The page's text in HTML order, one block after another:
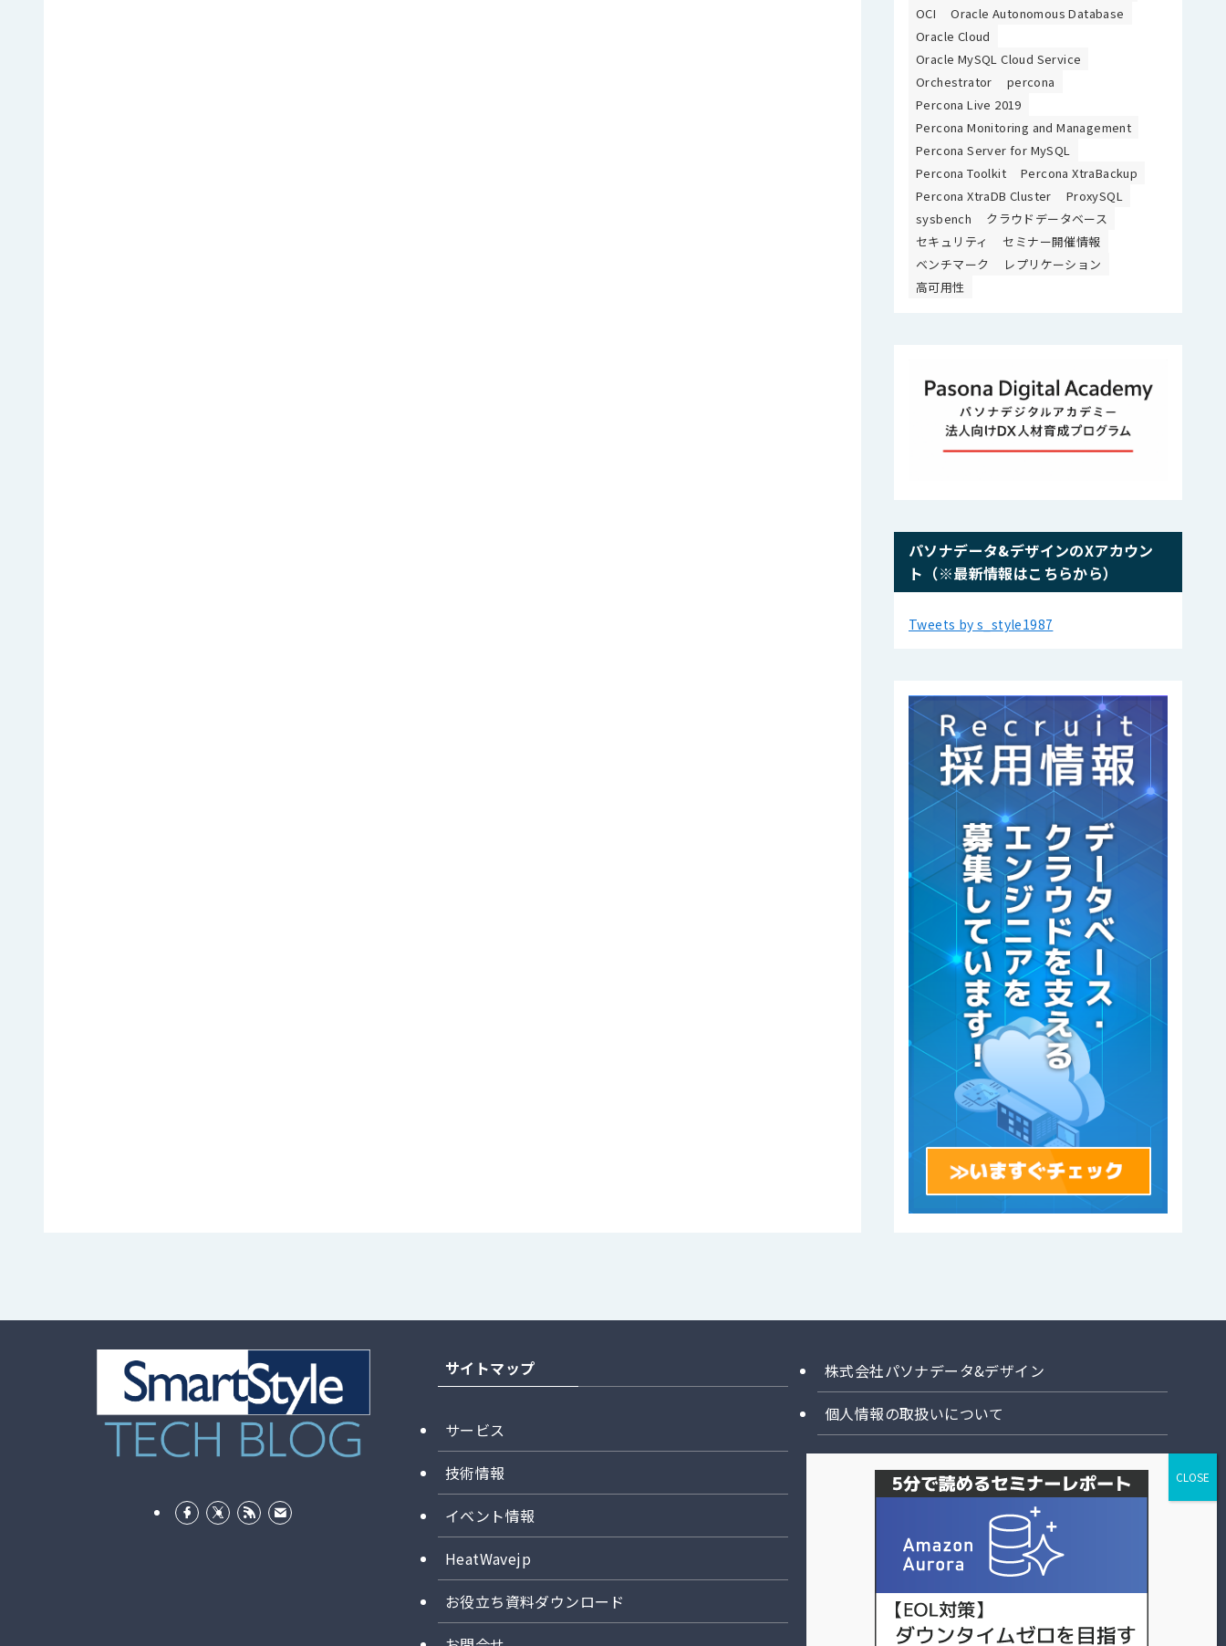
OCI
Oracle Autonomous Database
Oracle Cloud
Oracle MySQL Cloud Service
Orchestrator
percona
Percona Live 2019
Percona Monitoring and Management
Percona Server for MySQL
Percona Toolkit
Percona XtraBackup
Percona XtraDB Cluster
ProxySQL
sysbench
クラウドデータベース
セキュリティ
セミナー開催情報
ベンチマーク
レプリケーション
高可用性
パソナデータ&デザインのXアカウン
ト（※最新情報はこちらから）
Tweets by s_style1987
サイトマップ
サービス
技術情報
イベント情報
HeatWavejp
お役立ち資料ダウンロード
株式会社パソナデータ&デザイン
個人情報の取扱いについて